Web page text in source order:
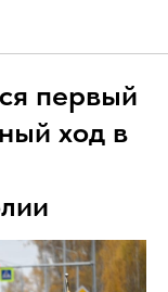
первый
ход в